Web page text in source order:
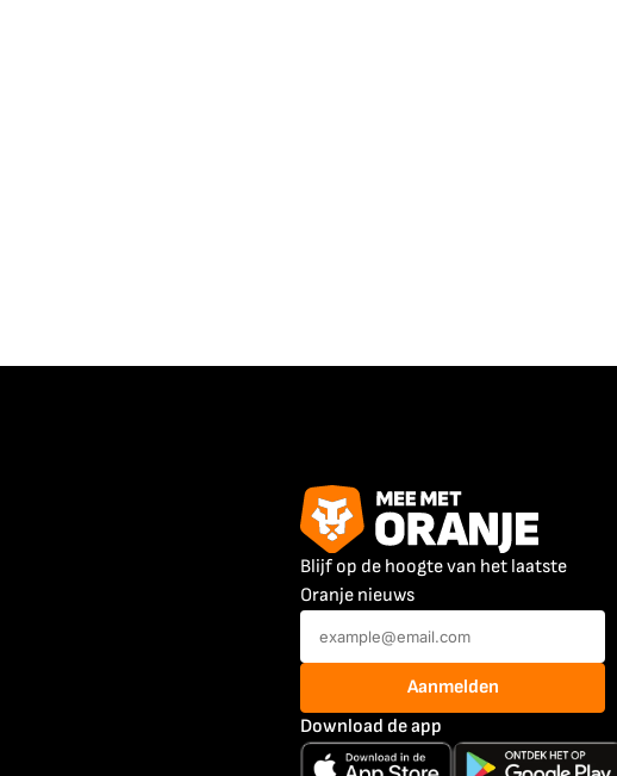
Blijf op de hoogte van het laatste
Oranje nieuws
Aanmelden
Download de app